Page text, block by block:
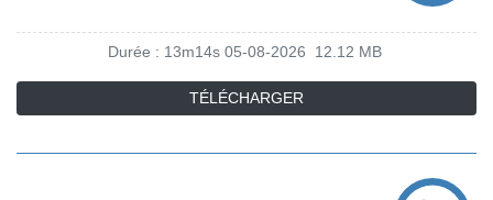
Durée : 13m14s 05-08-2026 12.12 MB
TÉLÉCHARGER